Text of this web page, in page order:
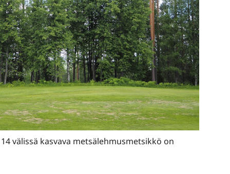
välissä kasvava metsälehmusmetsikkö on